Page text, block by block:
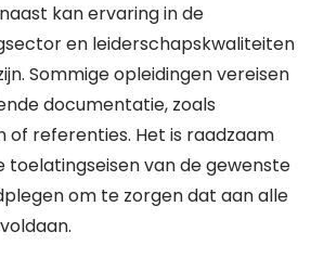
kan ervaring in de
en leiderschapskwaliteiten
Sommige opleidingen vereisen
documentatie, zoals
of referenties. Het is raadzaam
toelatingseisen van de gewenste
om te zorgen dat aan alle